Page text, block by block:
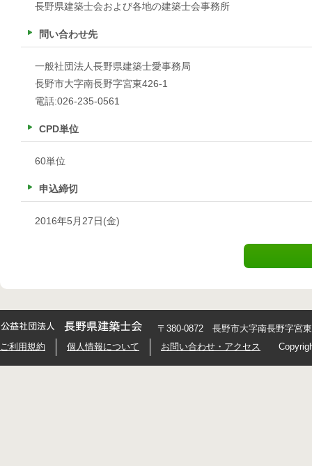
長野県建築士会および各地の建築士会事務所
問い合わせ先
一般社団法人長野県建築士愛事務局
長野市大字南長野字宮東426-1
電話:026-235-0561
CPD単位
60単位
申込締切
2016年5月27日(金)
〒380-0872 長野市大字南長野字宮
ご利用規約
個人情報について お問い合わせ・アクセス